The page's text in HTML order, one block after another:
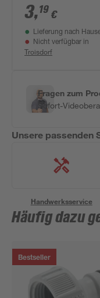
(3/4") grau
3,19 €
Lieferung nach
Nicht verfügbar in
Troisdorf
Fragen zum
Sofort-
Unsere passenden
Handwerksservice
Häufig dazu
Bestseller